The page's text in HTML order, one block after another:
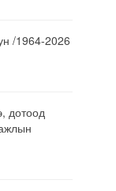
/1964-2026
дотоод